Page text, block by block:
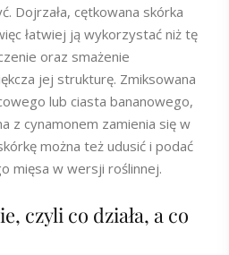
Dojrzała, cętkowana skórka
łatwiej ją wykorzystać niż tę
oraz smażenie
jej strukturę. Zmiksowana
lub ciasta bananowego,
z cynamonem zamienia się w
można też udusić i podać
mięsa w wersji roślinnej.
czyli co działa, a co